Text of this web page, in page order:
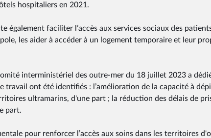
hospitaliers en 2021.
également faciliter l’accès aux services sociaux des
les aider à accéder à un logement temporaire et leur
interministériel des outre-mer du 18 juillet 2023 a
travail ont été identifiés : l’amélioration de la capacité à
ultramarins, d'une part ; la réduction des délais de
part.
pour renforcer l’accès aux soins dans les territoires